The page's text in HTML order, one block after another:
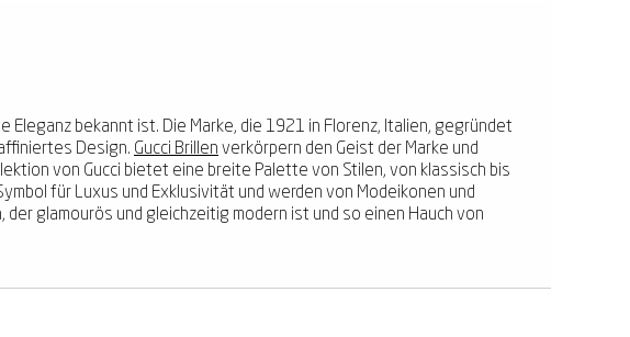
bekannt ist. Die Marke, die 1921 in Florenz, Italien, gegründet
Design. Gucci Brillen verkörpern den Geist der Marke und
von Gucci bietet eine breite Palette von Stilen, von klassisch bis
für Luxus und Exklusivität und werden von Modeikonen und
der glamourös und gleichzeitig modern ist und so einen Hauch von